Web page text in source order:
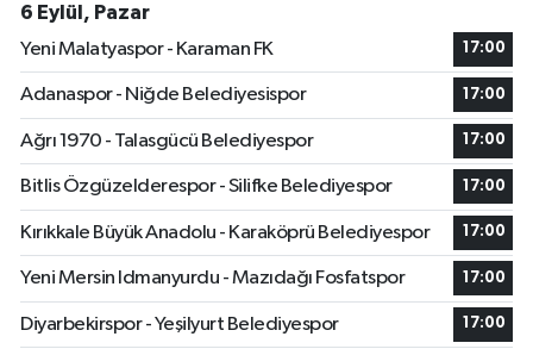
6 Eylül, Pazar
Yeni Malatyaspor - Karaman FK
17:00
Adanaspor - Niğde Belediyesispor 17:00
Ağrı 1970 - Talasgücü Belediyespor 17:00
Bitlis Özgüzelderespor - Silifke Belediyespor 17:00
Kırıkkale Büyük Anadolu - Karaköprü Belediyespor 17:00
Yeni Mersin Idmanyurdu - Mazıdağı Fosfatspor 17:00
Diyarbekirspor - Yeşilyurt Belediyespor 17:00